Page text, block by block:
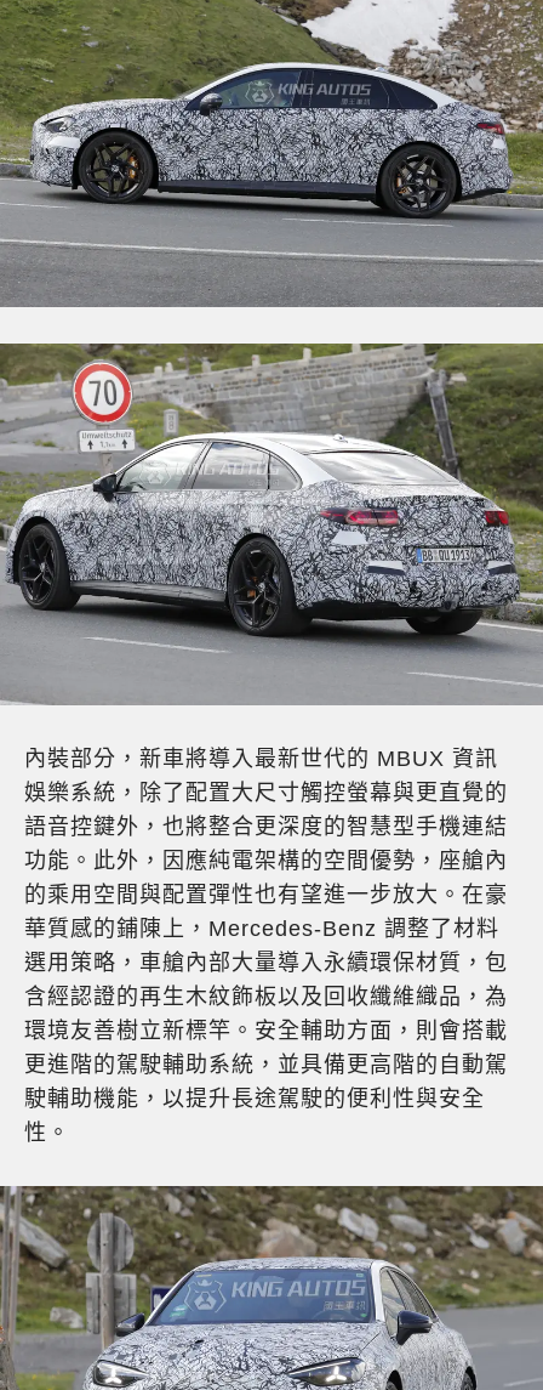
內裝部分，新車將導入最新世代的 MBUX 資訊
娛樂系統，除了配置大尺寸觸控螢幕與更直覺的
語音控鍵外，也將整合更深度的智慧型手機連結
功能。此外，因應純電架構的空間優勢，座艙內
的乘用空間與配置彈性也有望進一步放大。在豪
華質感的鋪陳上，Mercedes-Benz 調整了材料
選用策略，車艙內部大量導入永續環保材質，包
含經認證的再生木紋飾板以及回收纖維織品，為
環境友善樹立新標竿。安全輔助方面，則會搭載
更進階的駕駛輔助系統，並具備更高階的自動駕
駛輔助機能，以提升長途駕駛的便利性與安全
性。